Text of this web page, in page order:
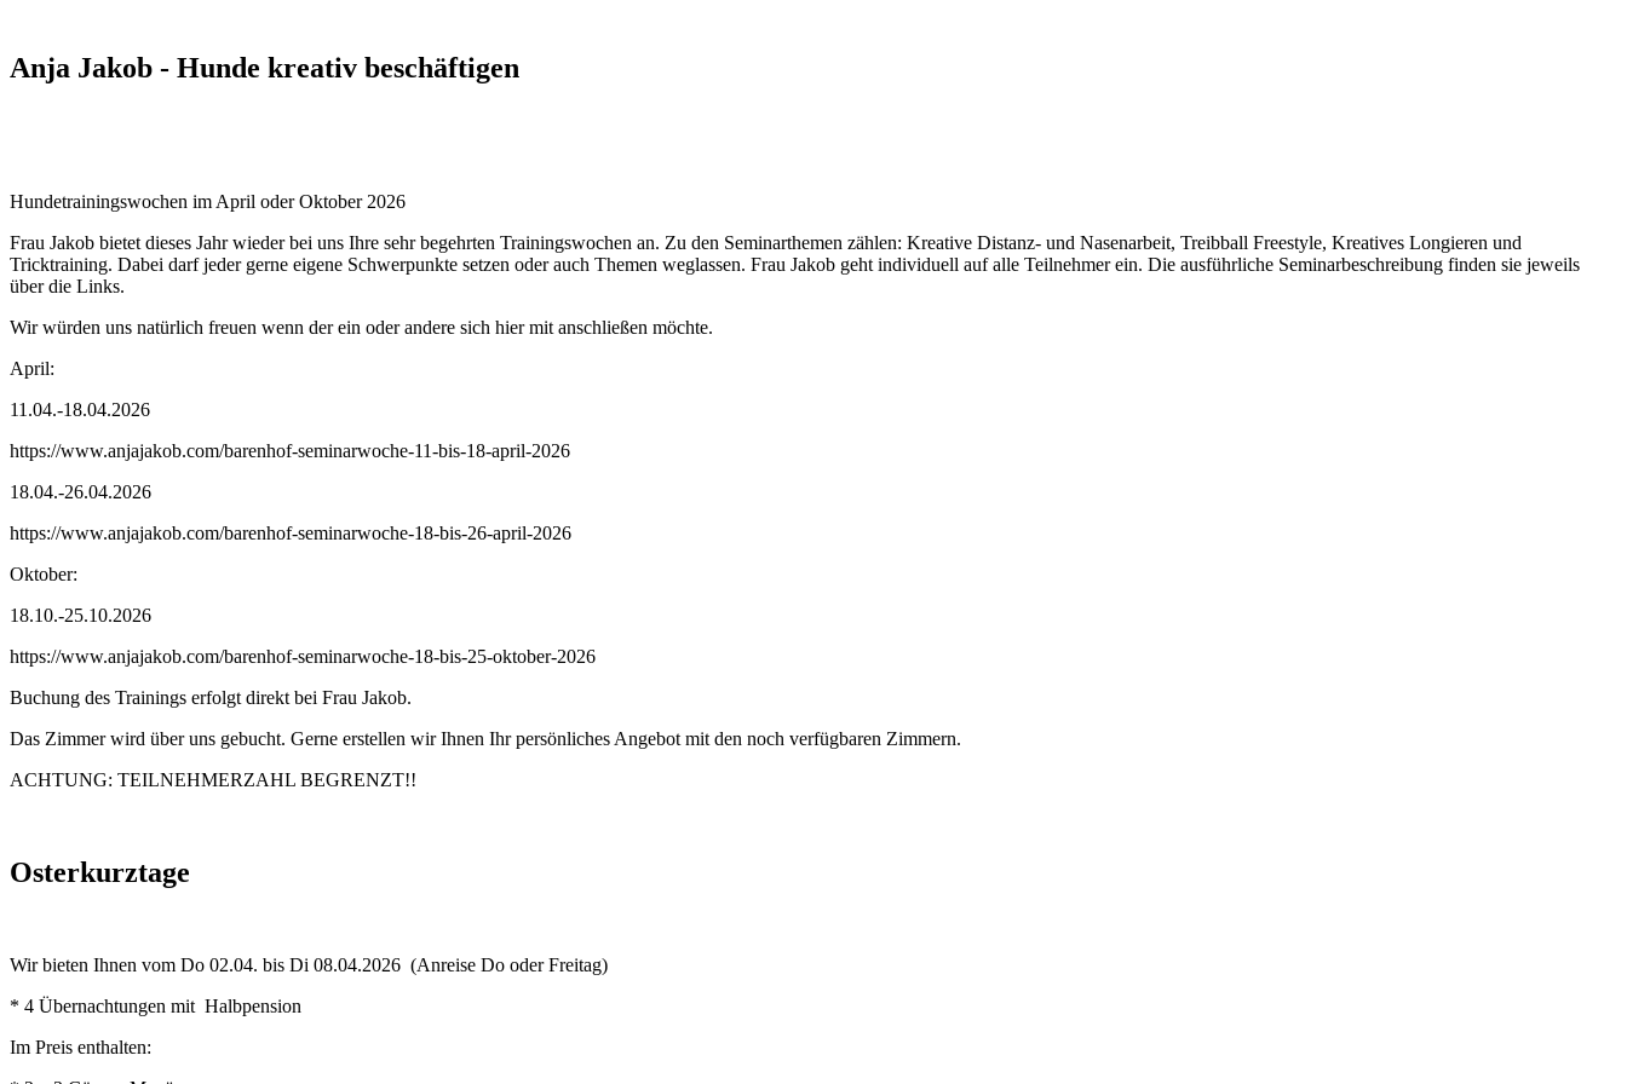
Anja Jakob - Hunde kreativ beschäftigen
Hundetrainingswochen im April oder Oktober 2026
Frau Jakob bietet dieses Jahr wieder bei uns Ihre sehr begehrten Trainingswochen an. Zu den Seminarthemen zählen: Kreative Distanz- und Nasenarbeit, Treibball Freestyle, Kreatives Longieren und
Tricktraining. Dabei darf jeder gerne eigene Schwerpunkte setzen oder auch Themen weglassen. Frau Jakob geht individuell auf alle Teilnehmer ein. Die ausführliche Seminarbeschreibung finden sie jeweils
über die Links.
Wir würden uns natürlich freuen wenn der ein oder andere sich hier mit anschließen möchte.
April:
11.04.-18.04.2026
https://www.anjajakob.com/barenhof-seminarwoche-11-bis-18-april-2026
18.04.-26.04.2026
https://www.anjajakob.com/barenhof-seminarwoche-18-bis-26-april-2026
Oktober:
18.10.-25.10.2026
https://www.anjajakob.com/barenhof-seminarwoche-18-bis-25-oktober-2026
Buchung des Trainings erfolgt direkt bei Frau Jakob.
Das Zimmer wird über uns gebucht. Gerne erstellen wir Ihnen Ihr persönliches Angebot mit den noch verfügbaren Zimmern.
ACHTUNG: TEILNEHMERZAHL BEGRENZT!!
Osterkurztage
Wir bieten Ihnen vom Do 02.04. bis Di 08.04.2026 (Anreise Do oder Freitag)
* 4 Übernachtungen mit Halbpension
Im Preis enthalten: